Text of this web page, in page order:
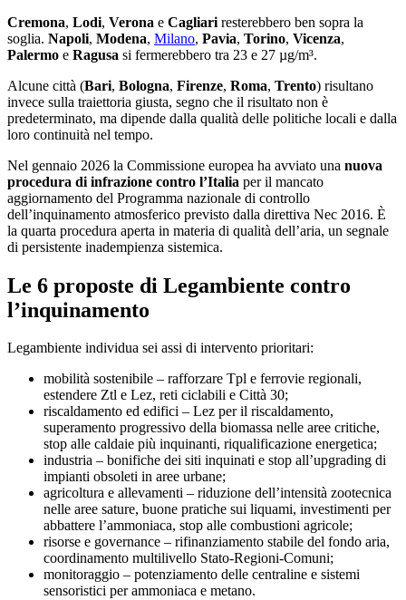
Cremona, Lodi, Verona e Cagliari resterebbero ben sopra la
soglia. Napoli, Modena, Milano, Pavia, Torino, Vicenza,
Palermo e Ragusa si fermerebbero tra 23 e 27 µg/m³.
Alcune città (Bari, Bologna, Firenze, Roma, Trento) risultano
invece sulla traiettoria giusta, segno che il risultato non è
predeterminato, ma dipende dalla qualità delle politiche locali e dalla
loro continuità nel tempo.
Nel gennaio 2026 la Commissione europea ha avviato una nuova
procedura di infrazione contro l’Italia per il mancato
aggiornamento del Programma nazionale di controllo
dell’inquinamento atmosferico previsto dalla direttiva Nec 2016. È
la quarta procedura aperta in materia di qualità dell’aria, un segnale
di persistente inadempienza sistemica.
Le 6 proposte di Legambiente contro
l’inquinamento
Legambiente individua sei assi di intervento prioritari:
mobilità sostenibile – rafforzare Tpl e ferrovie regionali,
estendere Ztl e Lez, reti ciclabili e Città 30;
riscaldamento ed edifici – Lez per il riscaldamento,
superamento progressivo della biomassa nelle aree critiche,
stop alle caldaie più inquinanti, riqualificazione energetica;
industria – bonifiche dei siti inquinati e stop all’upgrading di
impianti obsoleti in aree urbane;
agricoltura e allevamenti – riduzione dell’intensità zootecnica
nelle aree sature, buone pratiche sui liquami, investimenti per
abbattere l’ammoniaca, stop alle combustioni agricole;
risorse e governance – rifinanziamento stabile del fondo aria,
coordinamento multilivello Stato-Regioni-Comuni;
monitoraggio – potenziamento delle centraline e sistemi
sensoristici per ammoniaca e metano.